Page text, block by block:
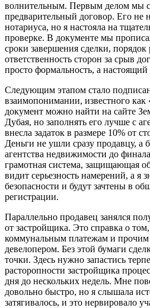
волнительным. Первым делом мы
предварительный договор. Его не
нотариуса, но я настояла на
проверке. В документе мы
сроки завершения сделки, порядок
ответственность сторон за срыв
просто формальность, а
Следующим этапом стало
взаимопонимании, известного как
документ можно найти на сайте
Дубая, но заполнять его лучше с
внесла задаток в размере 10% от
Деньги не ушли сразу продавцу, а
агентства недвижимости до
грамотная система, защищающая
видит серьезность намерений, а я
безопасности и будут зачтены в
регистрации.
Параллельно продавец занялся
от застройщика. Это справка о
коммунальным платежам и прочим
девелопером. Без этой бумаги
точки. Здесь нужно запастись
расторопности застройщика
дня до нескольких недель. Мне
довольно быстро, но я слышала
затягивалось, и это нервировало